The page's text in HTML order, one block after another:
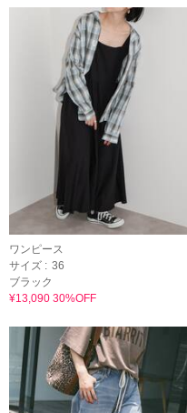
ワンピース
サイズ : 36
ブラック
¥13,090 30%OFF